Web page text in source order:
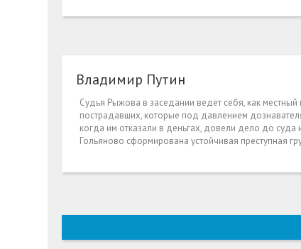
Владимир Путин
Судья Рыжова в заседании ведёт себя, как
пострадавших, которые под давлением
когда им отказали в деньгах, довели дело до
Гольяново сформирована устойчивая преступная